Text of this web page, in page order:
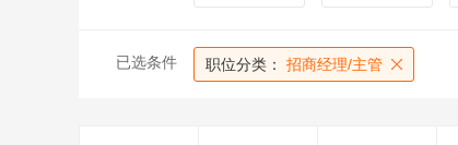
已选条件 职位分类： 招商经理/主管